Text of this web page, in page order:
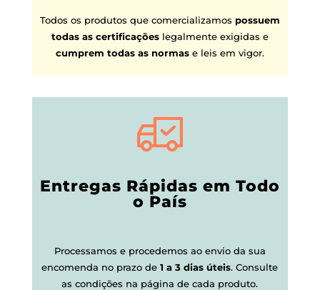
Todos os produtos que comercializamos possuem
todas as certificaçõeslegalmente exigidas e
cumprem todas as normase leis em vigor.
Entregas Rápidas em Todo
o País
Processamos e procedemos ao envio da sua
encomenda no prazo de1 a 3 dias úteis.Consulte
as condições na página de cada produto.